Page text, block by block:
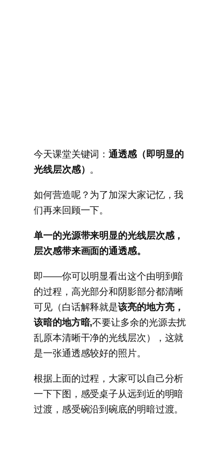
今天课堂关键词：通透感（即明显的
光线层次感） 。
如何营造呢？为了加深大家记忆，我
们再来回顾一下。
单一的光源带来明显的光线层次感，
层次感带来画面的通透感。
即——你可以明显看出这个由明到暗
的过程，高光部分和阴影部分都清晰
可见（白话解释就是该亮的地方亮，
该暗的地方暗,不要让多余的光源去扰
乱原本清晰干净的光线层次），这就
是一张通透感较好的照片。
根据上面的过程，大家可以自己分析
一下下图，感受桌子从远到近的明暗
过渡，感受碗沿到碗底的明暗过渡。